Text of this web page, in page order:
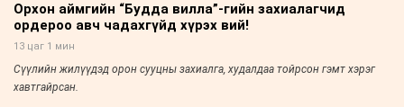
Орхон аймгийн “Будда вилла”-гийн захиалагчид
ордероо авч чадахгүйд хүрэх вий!
13 цаг 1 мин
Сүүлийн жилүүдэд орон сууцны захиалга, худалдаа тойрсон гэмт хэрэг
хавтгайрсан.